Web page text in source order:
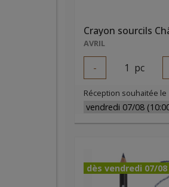
AVRIL
- 1 pc
Réception souhaitée le
dès vendredi 07/08